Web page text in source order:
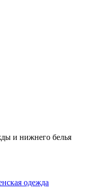
и нижнего белья
одежда